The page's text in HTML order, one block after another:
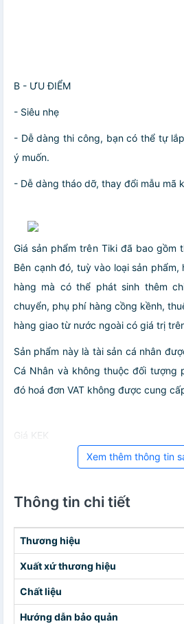
B - ƯU ĐIỂM
- Siêu nhẹ
- Dễ dàng thi công, bạn có thể tự
ý muốn.
- Dễ dàng tháo dỡ, thay đổi mẫu mã
Giá sản phẩm trên Tiki đã bao gồm
Bên cạnh đó, tuỳ vào loại sản
hàng mà có thể phát sinh thêm
chuyển, phụ phí hàng cồng kềnh,
hàng giao từ nước ngoài có giá trị
Sản phẩm này là tài sản cá nhân
Cá Nhân và không thuộc đối tượng
đó hoá đơn VAT không được cung
Giá KEK
Xem thêm thông tin
Thông tin chi tiết
Thương hiệu
Xuất xứ thương hiệu
Chất liệu
Hướng dẫn bảo quản